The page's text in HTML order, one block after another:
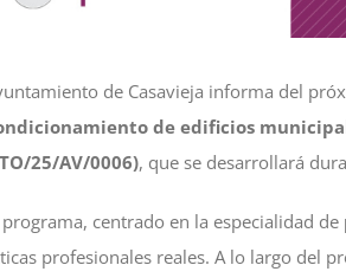
de Casavieja informa del
de edificios
25/AV/0006), que se desarrollará
programa, centrado en la especialidad de
profesionales reales. A lo largo del